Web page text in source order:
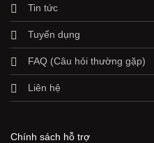
Tin tức
Tuyển dụng
FAQ (Câu hỏi thường gặp)
Liên hệ
Chính sách hỗ trợ